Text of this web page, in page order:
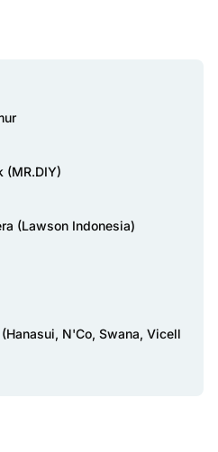
(MR.DIY)
(Lawson Indonesia)
N'Co, Swana, Vicell